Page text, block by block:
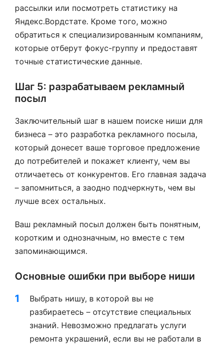
рассылки или посмотреть статистику на
Яндекс.Вордстате. Кроме того, можно
обратиться к специализированным компаниям,
которые отберут фокус-группу и предоставят
точные статистические данные.
Шаг 5: разрабатываем рекламный
посыл
Заключительный шаг в нашем поиске ниши для
бизнеса – это разработка рекламного посыла,
который донесет ваше торговое предложение
до потребителей и покажет клиенту, чем вы
отличаетесь от конкурентов. Его главная задача
– запомниться, а заодно подчеркнуть, чем вы
лучше всех остальных.
Ваш рекламный посыл должен быть понятным,
коротким и однозначным, но вместе с тем
запоминающимся.
Основные ошибки при выборе ниши
Выбрать нишу, в которой вы не
разбираетесь – отсутствие специальных
знаний. Невозможно предлагать услуги
ремонта украшений, если вы не работали в